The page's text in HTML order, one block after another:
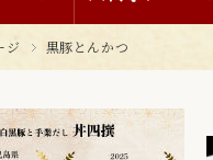
ジ 黒豚とんかつ